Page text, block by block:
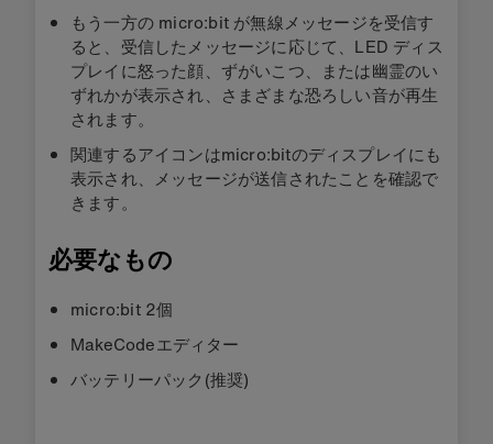
もう一方の micro:bit が無線メッセージを受信す
ると、受信したメッセージに応じて、LED ディス
プレイに怒った顔、ずがいこつ、または幽霊のい
ずれかが表示され、さまざまな恐ろしい音が再生
されます。
関連するアイコンはmicro:bitのディスプレイにも
表示され、メッセージが送信されたことを確認で
きます。
必要なもの
micro:bit 2個
MakeCodeエディター
バッテリーパック(推奨)